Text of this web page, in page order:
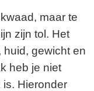
maar te
zijn tol. Het
huid, gewicht en
heb je niet
Hieronder